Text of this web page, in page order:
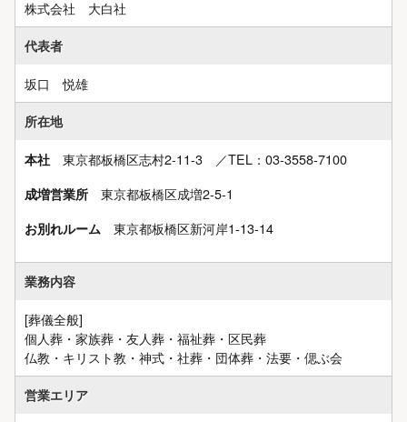
株式会社 大白社
代表者
坂口 悦雄
所在地
本社 東京都板橋区志村2-11-3 ／TEL：03‐3558‐7100
成増営業所 東京都板橋区成増2-5-1
お別れルーム 東京都板橋区新河岸1-13-14
業務内容
[葬儀全般]
個人葬・家族葬・友人葬・福祉葬・区民葬
仏教・キリスト教・神式・社葬・団体葬・法要・偲ぶ会
営業エリア